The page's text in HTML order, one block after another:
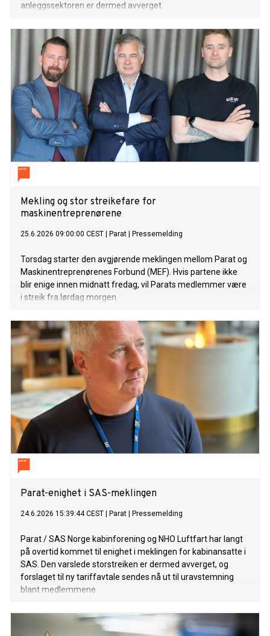
anleggssektoren er dermed avverget.
Mekling og stor streikefare for
maskinentreprenørene
25.6.2026 09:00:00 CEST Parat Pressemelding
Torsdag starter den avgjørende meklingen mellom Parat og
Maskinentreprenørenes Forbund (MEF). Hvis partene ikke
blir enige innen midnatt fredag, vil Parats medlemmer være
i streik fra lørdag morgen.
Parat-enighet i SAS-meklingen
24.6.2026 15:39:44 CEST Parat Pressemelding
Parat / SAS Norge kabinforening og NHO Luftfart har langt
på overtid kommet til enighet i meklingen for kabinansatte i
SAS. Den varslede storstreiken er dermed avverget, og
forslaget til ny tariffavtale sendes nå ut til uravstemning
blant medlemmene.